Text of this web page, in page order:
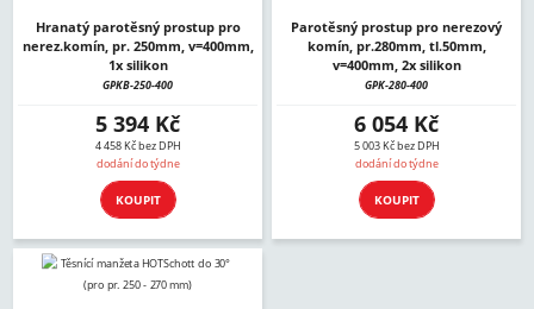
Hranatý parotěsný prostup pro
nerez.komín, pr. 250mm, v=400mm,
1x silikon
GPKB-250-400
5 394 Kč
4 458 Kč bez DPH
dodání do týdne
KOUPIT
Parotěsný prostup pro nerezový
komín, pr.280mm, tl.50mm,
v=400mm, 2x silikon
GPK-280-400
6 054 Kč
5 003 Kč bez DPH
dodání do týdne
KOUPIT